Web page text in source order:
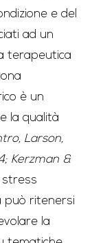
e del
ad un
terapeutica
è un
la qualità
Larson,
Kerzman &
stress
può ritenersi
la